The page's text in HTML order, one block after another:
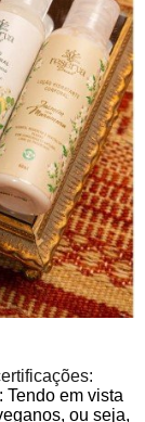
em vista
ou seja,